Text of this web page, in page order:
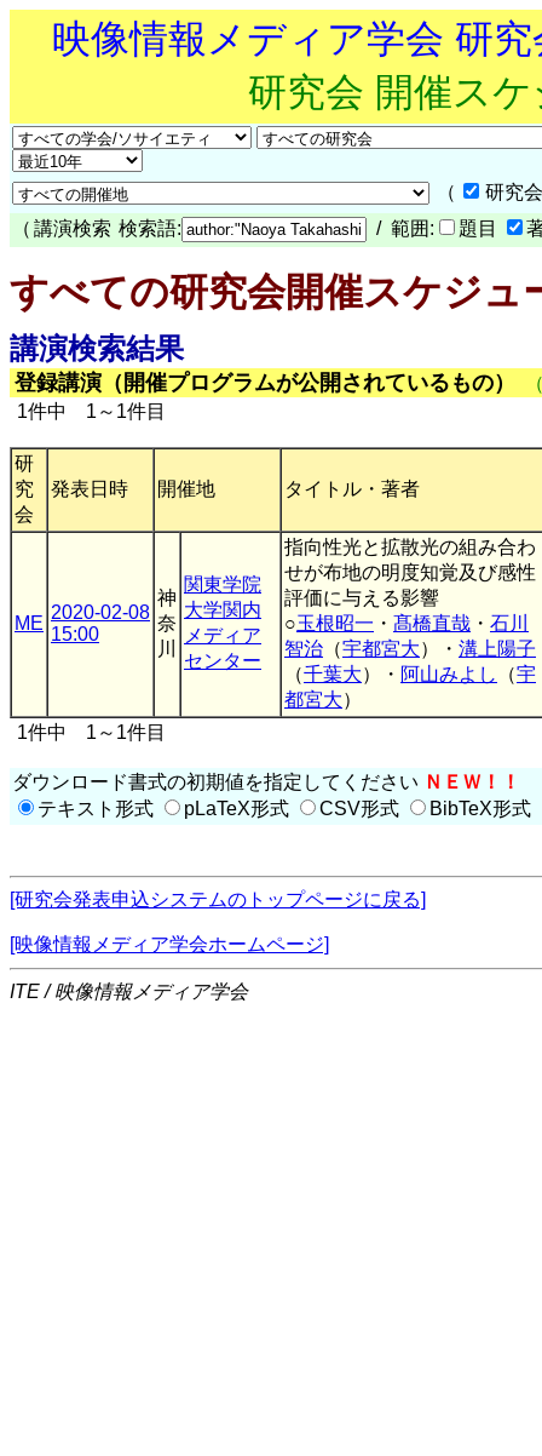
映像情報メディア学会 研
研究会 開催ス
（
研究
（ 講演検索 検索語: / 範囲: 題目
すべての研究会開催スケジュ
講演検索結果
登録講演（開催プログラムが公開されているもの）
1件中 1～1件目
研
究
会
発表日時 開催地 タイトル・著者
ME
2020-02-08
15:00
神
奈
川
関東学院
大学関内
メディア
センター
指向性光と拡散光の組み合わ
せが布地の明度知覚及び感性
評価に与える影響
○玉根昭一 ・ 髙橋直哉 ・ 石川
智治 （宇都宮大）・ 溝上陽子
（千葉大）・ 阿山みよし （宇
都宮大）
1件中 1～1件目
ダウンロード書式の初期値を指定してください ＮＥＷ！！
テキスト形式
pLaTeX形式 CSV形式 BibTeX形式
[研究会発表申込システムのトップページに戻る]
[映像情報メディア学会ホームページ]
ITE / 映像情報メディア学会